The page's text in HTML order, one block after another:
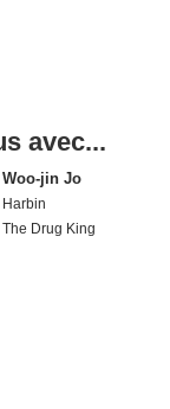
avec...
Woo-jin Jo
Harbin
The Drug King